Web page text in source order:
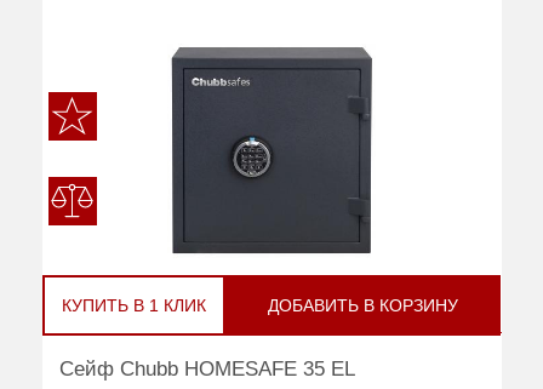
КУПИТЬ В 1 КЛИК ДОБАВИТЬ В КОРЗИНУ
Сейф Chubb HOMESAFE 35 EL